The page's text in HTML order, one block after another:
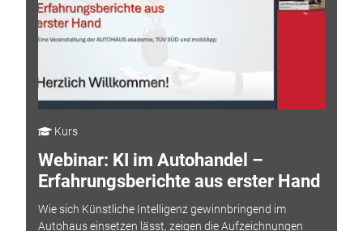
Kurs
Webinar: KI im Autohandel –
Erfahrungsberichte aus erster Hand
Wie sich Künstliche Intelligenz gewinnbringend im
Autohaus einsetzen lässt, zeigen die Aufzeichnungen